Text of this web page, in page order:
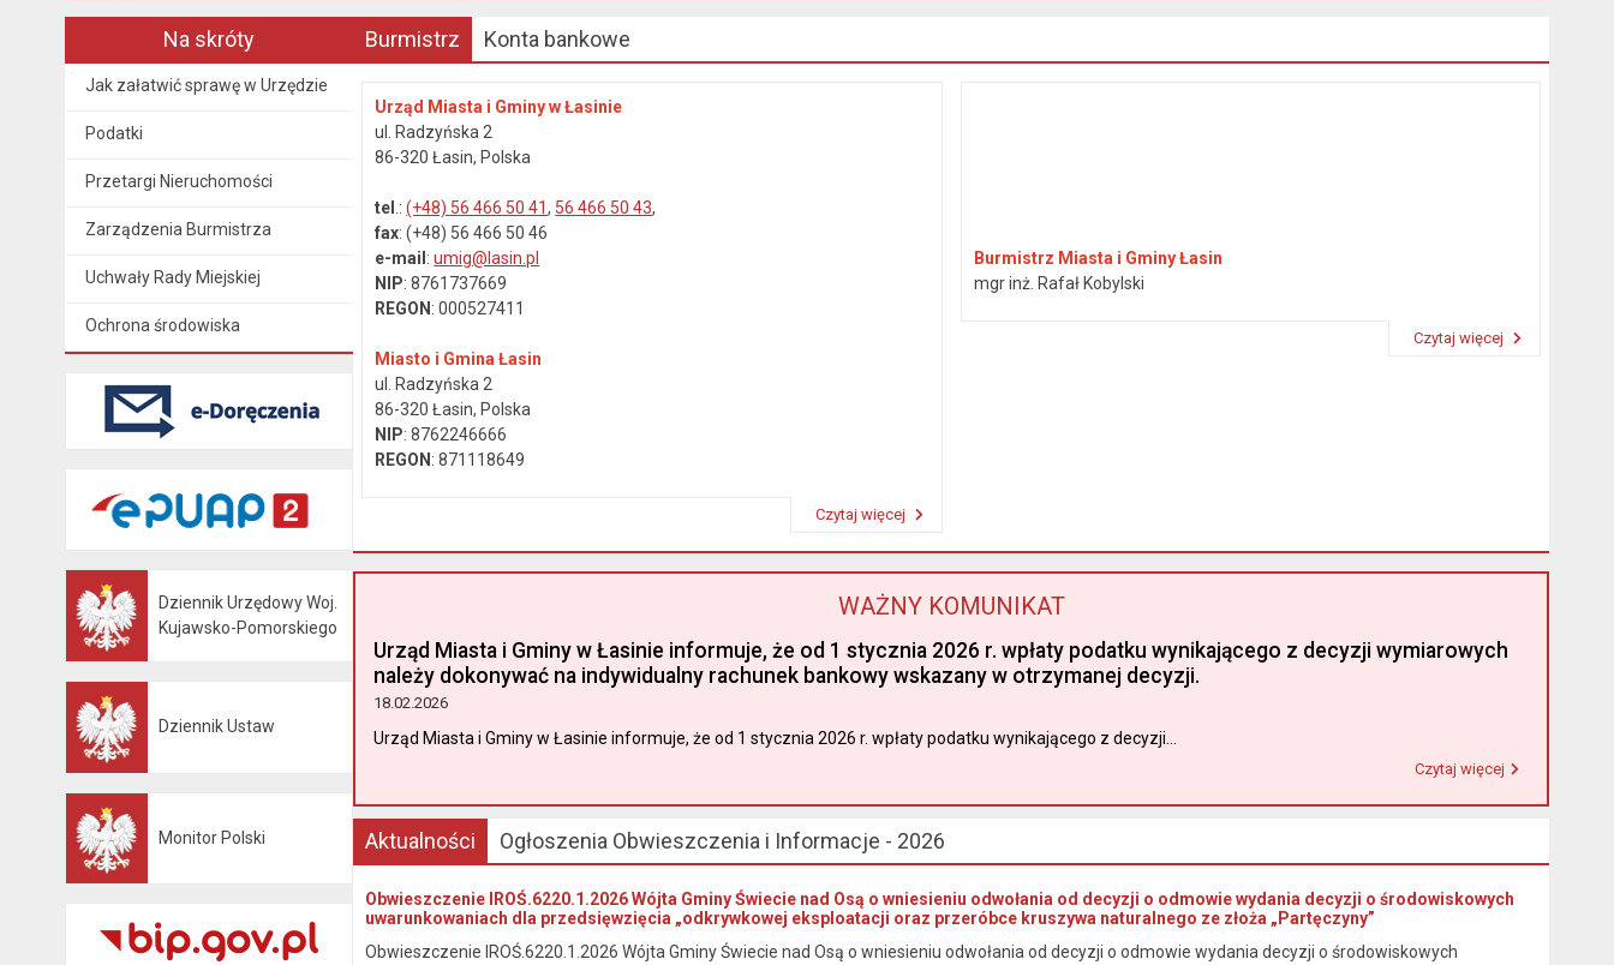
Na skróty
Jak załatwić sprawę w Urzędzie
Podatki
Przetargi Nieruchomości
Zarządzenia Burmistrza
Uchwały Rady Miejskiej
Ochrona środowiska
Dziennik Urzędowy Woj.
Kujawsko-Pomorskiego
Dziennik Ustaw
Monitor Polski
Burmistrz Konta bankowe
Urząd Miasta i Gminy w Łasinie
ul. Radzyńska 2
86-320 Łasin, Polska
tel .:(+48) 56 466 50 41, 56 466 50 43,
fax: (+48) 56 466 50 46
e-mail :umig@lasin.pl
NIP: 8761737669
REGON : 000527411
Miasto i Gmina Łasin
ul. Radzyńska 2
86-320 Łasin, Polska
NIP: 8762246666
REGON : 871118649
Czytaj więcej
Burmistrz Miasta i Gminy Łasin
mgr inż. Rafał Kobylski
Czytaj więcej
WAŻNY KOMUNIKAT
Urząd Miasta i Gminy w Łasinie informuje, że od 1 stycznia 2026 r. wpłaty podatku wynikającego z decyzji wymiarowych
należy dokonywać na indywidualny rachunek bankowy wskazany w otrzymanej decyzji.
18.02.2026
Urząd Miasta i Gminy w Łasinie informuje, że od 1 stycznia 2026 r. wpłaty podatku wynikającego z decyzji...
Czytaj więcej
Aktualności Ogłoszenia Obwieszczenia i Informacje - 2026
Obwieszczenie IROŚ.6220.1.2026 Wójta Gminy Świecie nad Osą o wniesieniu odwołania od decyzji o odmowie wydania decyzji o środowiskowych
uwarunkowaniach dla przedsięwzięcia „odkrywkowej eksploatacji oraz przeróbce kruszywa naturalnego ze złoża „Partęczyny”
Obwieszczenie IROŚ.6220.1.2026 Wójta Gminy Świecie nad Osą o wniesieniu odwołania od decyzji o odmowie wydania decyzji o środowiskowych